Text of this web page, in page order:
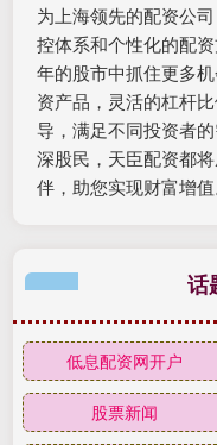
为上海领先的配资公
控体系和个性化的配
年的股市中抓住更多
资产品，灵活的杠杆
导，满足不同投资者
深股民，天臣配资都
伴，助您实现财富增值
话
低息配资网开户
股票新闻